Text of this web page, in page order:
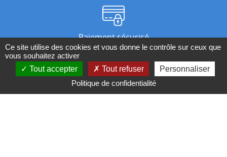
Paiement sécurisé
Nos magasins
Ce site utilise des cookies et vous donne le contrôle sur ceux que
vous souhaitez activer
Tout accepter
Tout refuser
Personnaliser
Politique de confidentialité